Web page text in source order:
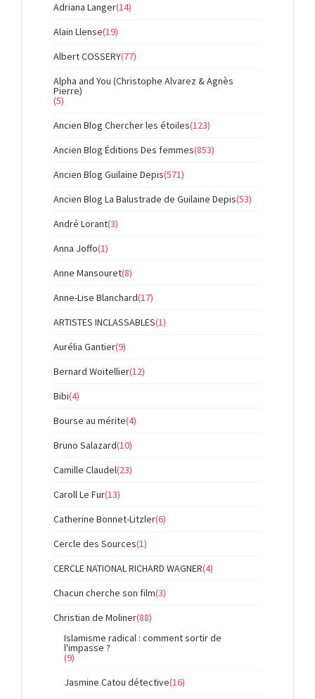
Adriana Langer(14)
Alain Llense(19)
Albert COSSERY(77)
Alpha and You (Christophe Alvarez & Agnès
Pierre)
(5)
Ancien Blog Chercher les étoiles(123)
Ancien Blog Éditions Des femmes(853)
Ancien Blog Guilaine Depis(571)
Ancien Blog La Balustrade de Guilaine Depis(53)
André Lorant(3)
Anna Joffo(1)
Anne Mansouret(8)
Anne-Lise Blanchard(17)
ARTISTES INCLASSABLES(1)
Aurélia Gantier(9)
Bernard Woitellier(12)
Bibi(4)
Bourse au mérite(4)
Bruno Salazard(10)
Camille Claudel(23)
Caroll Le Fur(13)
Catherine Bonnet-Litzler(6)
Cercle des Sources(1)
CERCLE NATIONAL RICHARD WAGNER(4)
Chacun cherche son film(3)
Christian de Moliner(88)
Islamisme radical : comment sortir de
l'impasse ?
(9)
Jasmine Catou détective(16)